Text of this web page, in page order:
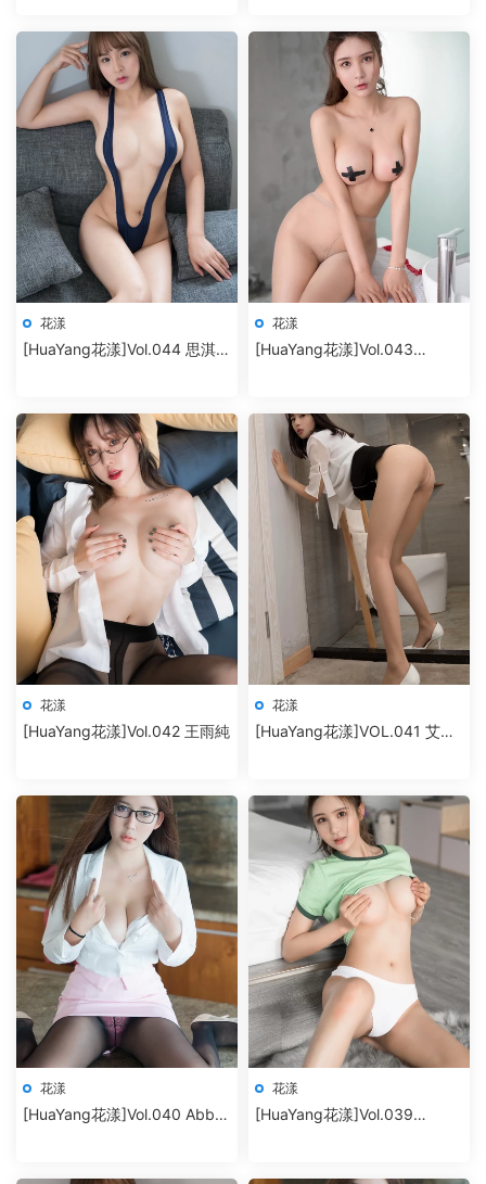
花漾
[HuaYang花漾]Vol.044 思淇
花漾
[HuaYang花漾]Vol.043
花漾
[HuaYang花漾]Vol.042 王雨純
花漾
[HuaYang花漾]VOL.041 艾栗
花漾
[HuaYang花漾]Vol.040 Abby
花漾
[HuaYang花漾]Vol.039